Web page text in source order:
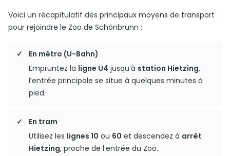
Voici un récapitulatif des principaux moyens de transport
pour rejoindre le Zoo de Schönbrunn :
En métro (U-Bahn)
Empruntez la ligne U4 jusqu’à station Hietzing,
l’entrée principale se situe à quelques minutes à
pied.
En tram
Utilisez les lignes 10 ou 60 et descendez à arrêt
Hietzing, proche de l’entrée du Zoo.